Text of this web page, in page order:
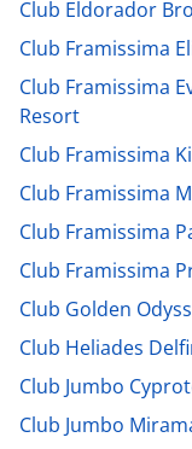
Club Eldorador
Club Framissima
Club Framissima
Resort
Club Framissima
Club Framissima
Club Framissima
Club Framissima
Club Golden
Club Heliades
Club Jumbo
Club Jumbo